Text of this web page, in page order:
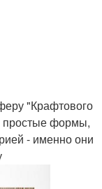
"Крафтового
простые формы,
- именно они